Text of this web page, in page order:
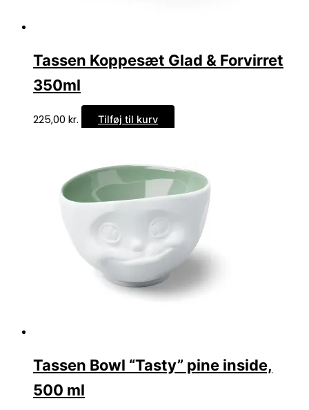
Tassen Koppesæt Glad & Forvirret
350ml
225,00 kr. Tilføj til kurv
Tassen Bowl “Tasty” pine inside,
500 ml